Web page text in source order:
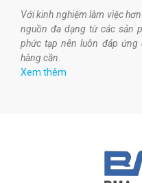
Với kinh nghiệm làm việc
nguồn đa dạng từ các sản
phức tạp nên luôn đáp ứng
hàng cần.
Xem thêm